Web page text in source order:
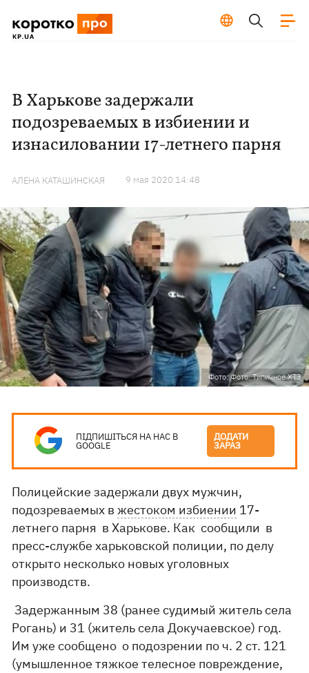
В Харькове задержали
подозреваемых в избиении и
изнасиловании 17-летнего парня
АЛЕНА КАТАШИНСКАЯ 9 мая 2020 14:48
Фото: Фото: Типичное ХТЗ
ПІДПИШІТЬСЯ НА НАС В
GOOGLE
ДОДАТИ
ЗАРАЗ
Полицейские задержали двух мужчин,
подозреваемых вжестоком избиении 17-
летнего парня в Харькове. Как сообщили в
пресс-службе харьковской полиции, по делу
открыто несколько новых уголовных
производств.
Задержанным 38 (ранее судимый житель села
Рогань) и 31 (житель села Докучаевское) год.
Им уже сообщено о подозрении по ч. 2 ст. 121
(умышленное тяжкое телесное повреждение,